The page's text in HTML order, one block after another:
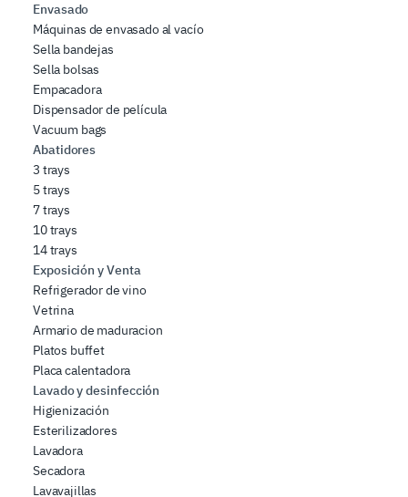
Envasado
Máquinas de envasado al vacío
Sella bandejas
Sella bolsas
Empacadora
Dispensador de película
Vacuum bags
Abatidores
3 trays
5 trays
7 trays
10 trays
14 trays
Exposición y Venta
Refrigerador de vino
Vetrina
Armario de maduracion
Platos buffet
Placa calentadora
Lavado y desinfección
Higienización
Esterilizadores
Lavadora
Secadora
Lavavajillas